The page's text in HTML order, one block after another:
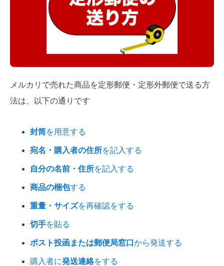
メルカリで売れた商品を定形郵便・定形外郵便で送る方
法は、以下の通りです
封筒を用意する
宛名・購入者の住所を記入する
自分の名前・住所を記入する
商品の梱包する
重量・サイズを再確認をする
切手を貼る
ポスト投函または郵便局窓口 から発送する
購入者に発送連絡をする